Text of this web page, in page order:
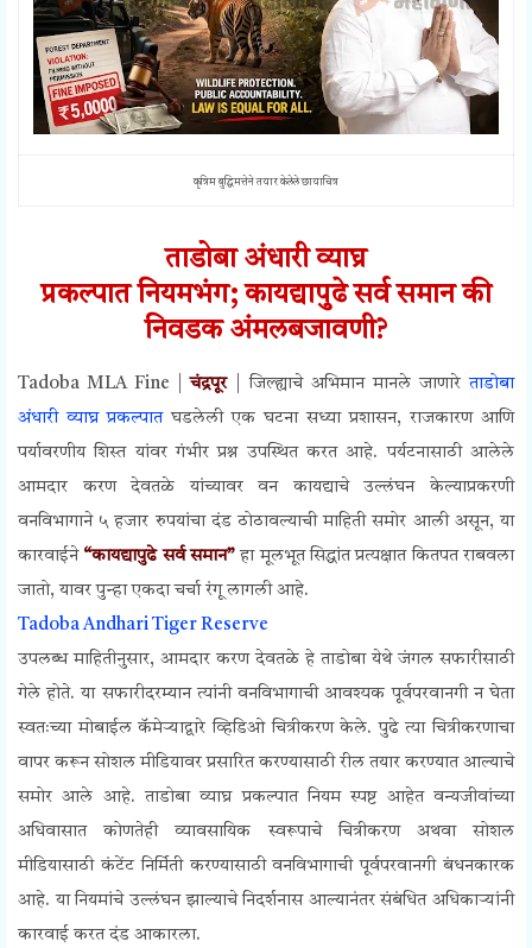
कृत्रिम बुद्धिमत्तेने तयार केलेले छायाचित्र
ताडोबा अंधारी व्याघ्र
प्रकल्पातनियमभंग;कायद्यापुढे सर्व समान की
निवडक अंमलबजावणी?
Tadoba MLA Fine |चंद्रपूर| जिल्ह्याचे अभिमान मानले जाणारेताडोबा
अंधारी व्याघ्रप्रकल्पातघडलेली एक घटना सध्या प्रशासन, राजकारण आणि
पर्यावरणीय शिस्त यांवर गंभीर प्रश्न उपस्थित करत आहे. पर्यटनासाठी आलेले
आमदार करण देवतळे यांच्यावर वन कायद्याचे उल्लंघन केल्याप्रकरणी
वनविभागाने ५ हजार रुपयांचा दंड ठोठावल्याची माहिती समोर आली असून, या
कारवाईने “कायद्यापुढे सर्व समान” हा मूलभूत सिद्धांत प्रत्यक्षात कितपत राबवला
जातो, यावर पुन्हा एकदा चर्चा रंगू लागली आहे.
Tadoba Andhari Tiger Reserve
उपलब्ध माहितीनुसार, आमदार करण देवतळे हे ताडोबा येथे जंगल सफारीसाठी
गेले होते. या सफारीदरम्यान त्यांनी वनविभागाची आवश्यक पूर्वपरवानगी न घेता
स्वतःच्या मोबाईल कॅमेऱ्याद्वारे व्हिडिओ चित्रीकरण केले. पुढे त्या चित्रीकरणाचा
वापर करून सोशल मीडियावर प्रसारित करण्यासाठी रील तयार करण्यात आल्याचे
समोर आले आहे. ताडोबा व्याघ्र प्रकल्पात नियम स्पष्ट आहेत वन्यजीवांच्या
अधिवासात कोणतेही व्यावसायिक स्वरूपाचे चित्रीकरण अथवा सोशल
मीडियासाठी कंटेंट निर्मिती करण्यासाठी वनविभागाची पूर्वपरवानगी बंधनकारक
आहे. या नियमांचे उल्लंघन झाल्याचे निदर्शनास आल्यानंतर संबंधित अधिकाऱ्यांनी
कारवाई करत दंड आकारला.